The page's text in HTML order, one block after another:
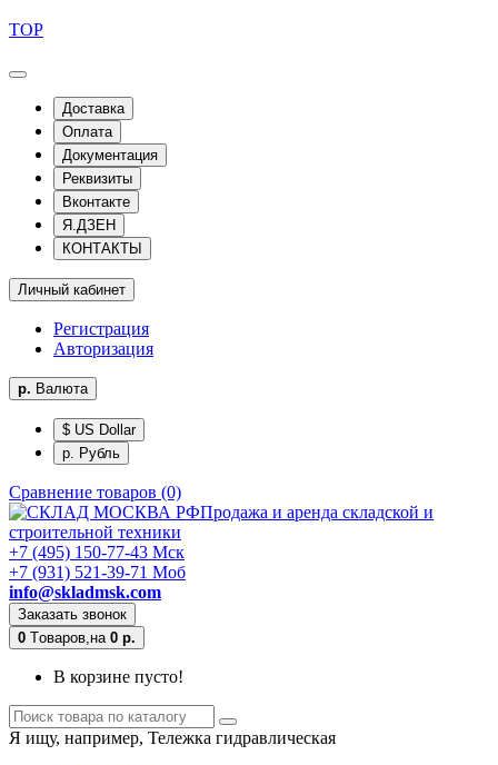
TOP
Доставка
Оплата
Документация
Реквизиты
Вконтакте
Я.ДЗЕН
КОНТАКТЫ
Личный кабинет
Регистрация
Авторизация
р. Валюта
$ US Dollar
р. Рубль
Сравнение товаров (0)
Продажа и аренда складской и
строительной техники
+7 (495) 150-77-43 Мск
+7 (931) 521-39-71 Моб
info@skladmsk.com
Заказать звонок
0 Tоваров,на 0 р.
В корзине пусто!
Я ищу, например, Тележка гидравлическая